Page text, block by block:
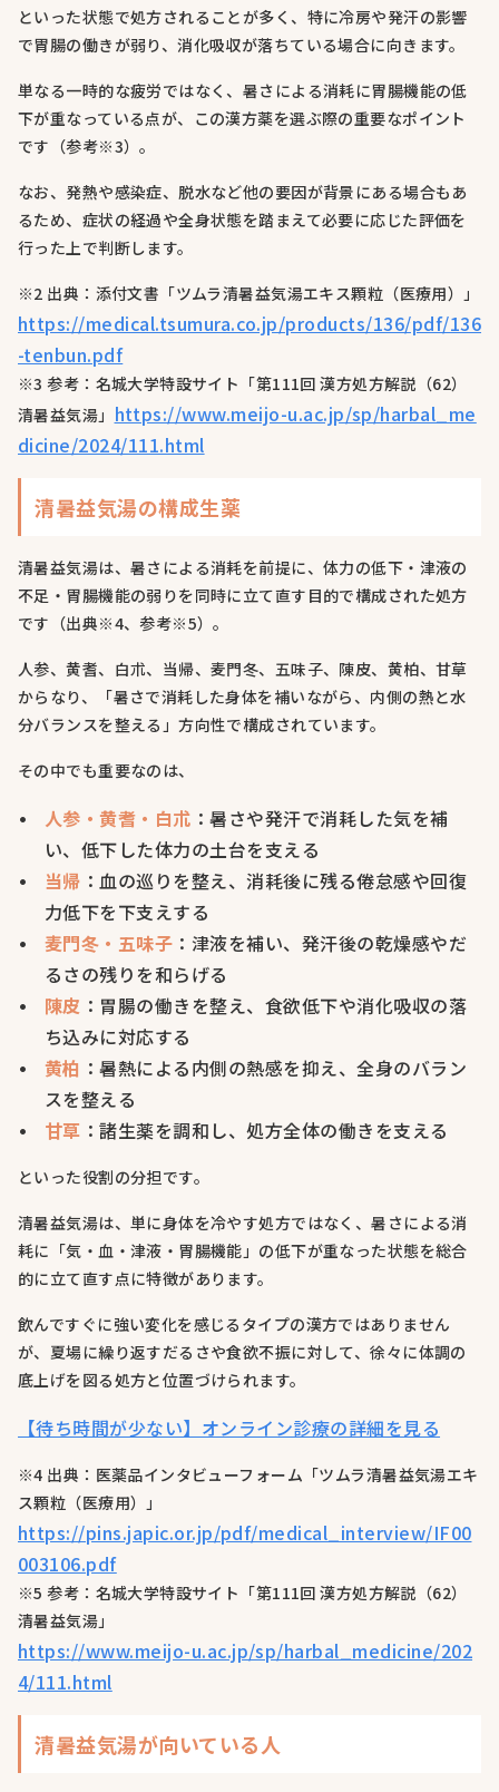
といった状態で処方されることが多く、特に冷房や発汗の影響
で胃腸の働きが弱り、消化吸収が落ちている場合に向きます。
単なる一時的な疲労ではなく、暑さによる消耗に胃腸機能の低
下が重なっている点が、この漢方薬を選ぶ際の重要なポイント
です（参考※3）。
なお、発熱や感染症、脱水など他の要因が背景にある場合もあ
るため、症状の経過や全身状態を踏まえて必要に応じた評価を
行った上で判断します。
※2 出典：添付文書「ツムラ清暑益気湯エキス顆粒（医療用）」
https://medical.tsumura.co.jp/products/136/pdf/136
-tenbun.pdf
※3 参考：名城大学特設サイト「第111回 漢方処方解説（62）
清暑益気湯」 https://www.meijo-u.ac.jp/sp/harbal_me
dicine/2024/111.html
清暑益気湯の構成生薬
清暑益気湯は、暑さによる消耗を前提に、体力の低下・津液の
不足・胃腸機能の弱りを同時に立て直す目的で構成された処方
です（出典※4、参考※5）。
人参、黄耆、白朮、当帰、麦門冬、五味子、陳皮、黄柏、甘草
からなり、「暑さで消耗した身体を補いながら、内側の熱と水
分バランスを整える」方向性で構成されています。
その中でも重要なのは、
人参・黄耆・白朮 ：暑さや発汗で消耗した気を補
い、低下した体力の土台を支える
当帰 ：血の巡りを整え、消耗後に残る倦怠感や回復
力低下を下支えする
麦門冬・五味子 ：津液を補い、発汗後の乾燥感やだ
るさの残りを和らげる
陳皮 ：胃腸の働きを整え、食欲低下や消化吸収の落
ち込みに対応する
黄柏 ：暑熱による内側の熱感を抑え、全身のバラン
スを整える
甘草 ：諸生薬を調和し、処方全体の働きを支える
といった役割の分担です。
清暑益気湯は、単に身体を冷やす処方ではなく、暑さによる消
耗に「気・血・津液・胃腸機能」の低下が重なった状態を総合
的に立て直す点に特徴があります。
飲んですぐに強い変化を感じるタイプの漢方ではありません
が、夏場に繰り返すだるさや食欲不振に対して、徐々に体調の
底上げを図る処方と位置づけられます。
【待ち時間が少ない】オンライン診療の詳細を見る
※4 出典：医薬品インタビューフォーム「ツムラ清暑益気湯エキ
ス顆粒（医療用）」
https://pins.japic.or.jp/pdf/medical_interview/IF00
003106.pdf
※5 参考：名城大学特設サイト「第111回 漢方処方解説（62）
清暑益気湯」
https://www.meijo-u.ac.jp/sp/harbal_medicine/202
4/111.html
清暑益気湯が向いている人